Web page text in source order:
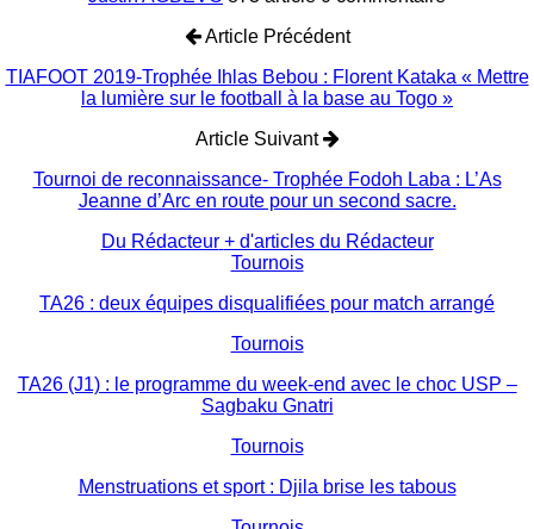
Article Précédent
TIAFOOT 2019-Trophée Ihlas Bebou : Florent Kataka « Mettre
la lumière sur le football à la base au Togo »
Article Suivant
Tournoi de reconnaissance- Trophée Fodoh Laba : L’As
Jeanne d’Arc en route pour un second sacre.
Du Rédacteur + d'articles du Rédacteur
Tournois
TA26 : deux équipes disqualifiées pour match arrangé
Tournois
TA26 (J1) : le programme du week-end avec le choc USP –
Sagbaku Gnatri
Tournois
Menstruations et sport : Djila brise les tabous